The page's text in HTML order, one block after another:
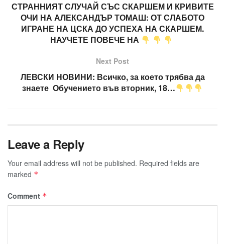
СТРАННИЯТ СЛУЧАЙ СЪС СКАРШЕМ И КРИВИТЕ
ОЧИ НА АЛЕКСАНДЪР ТОМАШ: ОТ СЛАБОТО
ИГРАНЕ НА ЦСКА ДО УСПЕХА НА СКАРШЕМ.
НАУЧЕТЕ ПОВЕЧЕ НА
Next Post
ЛЕВСКИ НОВИНИ: Всичко, за което трябва да
знаете Обучението във вторник, 18…
Leave a Reply
Your email address will not be published. Required fields are
marked *
Comment *